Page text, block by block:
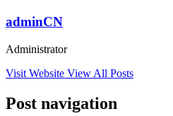
adminCN
Administrator
Visit Website View All Posts
Post navigation